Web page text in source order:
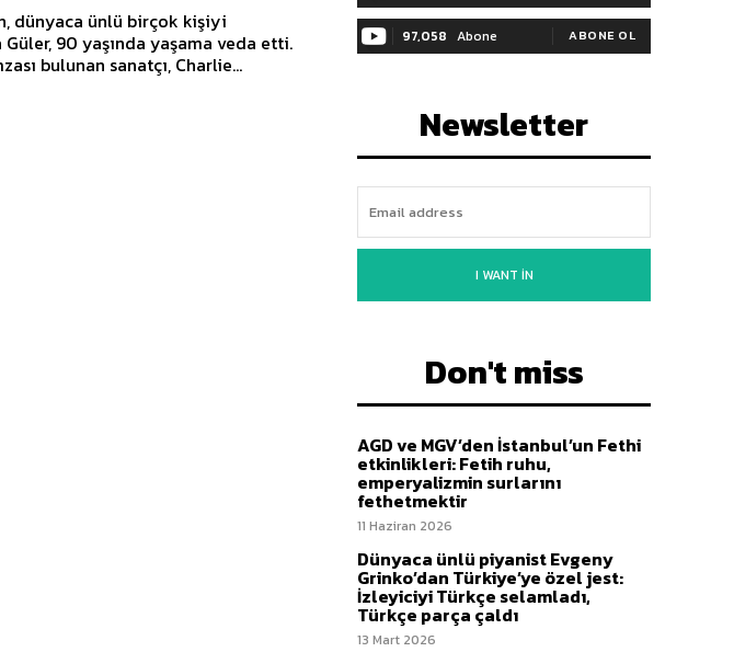
dünyaca ünlü birçok kişiyi
90 yaşında yaşama veda etti.
bulunan sanatçı, Charlie...
97,058 Abone ABONE OL
Newsletter
I WANT IN
Don't miss
AGD ve MGV’den İstanbul’un Fethi
etkinlikleri: Fetih ruhu,
emperyalizmin surlarını
fethetmektir
11 Haziran 2026
Dünyaca ünlü piyanist Evgeny
Grinko’dan Türkiye’ye özel jest:
İzleyiciyi Türkçe selamladı,
Türkçe parça çaldı
13 Mart 2026